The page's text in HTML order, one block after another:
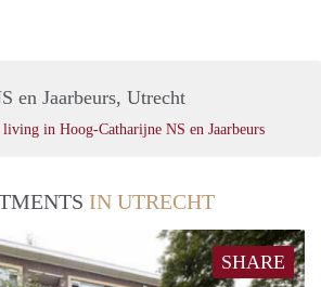
en Jaarbeurs, Utrecht
in Hoog-Catharijne NS en Jaarbeurs
IN UTRECHT
SHARE